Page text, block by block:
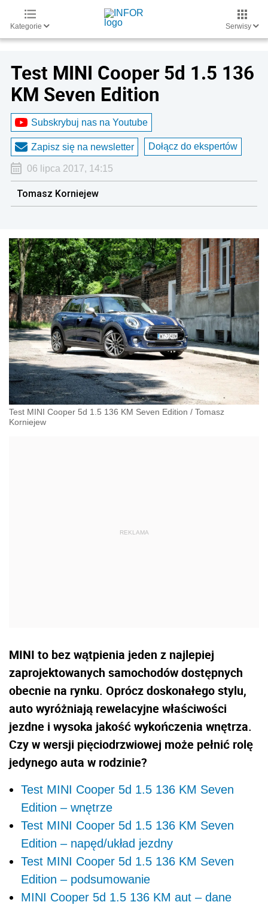
Kategorie Serwisy
Test MINI Cooper 5d 1.5 136
KM Seven Edition
Subskrybuj nas na Youtube
Zapisz się na newsletter Dołącz do ekspertów
06 lipca 2017, 14:15
Tomasz Korniejew
Test MINI Cooper 5d 1.5 136 KM Seven Edition / Tomasz
Korniejew
MINI to bez wątpienia jeden z najlepiej
zaprojektowanych samochodów dostępnych
obecnie na rynku. Oprócz doskonałego stylu,
auto wyróżniają rewelacyjne właściwości
jezdne i wysoka jakość wykończenia wnętrza.
Czy w wersji pięciodrzwiowej może pełnić rolę
jedynego auta w rodzinie?
Test MINI Cooper 5d 1.5 136 KM Seven
Edition – wnętrze
Test MINI Cooper 5d 1.5 136 KM Seven
Edition – napęd/układ jezdny
Test MINI Cooper 5d 1.5 136 KM Seven
Edition – podsumowanie
MINI Cooper 5d 1.5 136 KM aut – dane